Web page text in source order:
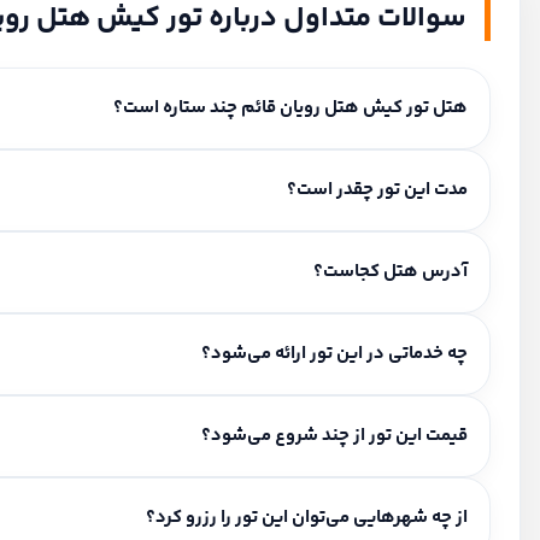
سوالات متداول درباره تور کیش هتل
هتل تور کیش هتل رویان قائم چند ستاره است؟
این هتل ۳ ستاره است.
مدت این تور چقدر است؟
مدت اقامت و برنامه سفر: ۳ شب و ۴ روز.
آدرس هتل کجاست؟
کیش، میدان ساحل، بلوار ساحل.
چه خدماتی در این تور ارائه می‌شود؟
خدمات شامل: صبحانه رایگان، ترنسفر استقبال، گشت شهری.
قیمت این تور از چند شروع می‌شود؟
برای استعلام قیمت این تور با کارشناسان ما تماس بگیرید.
از چه شهرهایی می‌توان این تور را رزرو کرد؟